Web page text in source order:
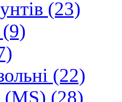
(23)
(9)
(22)
(MS) (28)